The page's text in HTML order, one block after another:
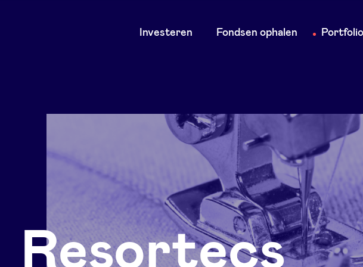
Main
Investeren Fondsen ophalen Portfolio
Resortecs